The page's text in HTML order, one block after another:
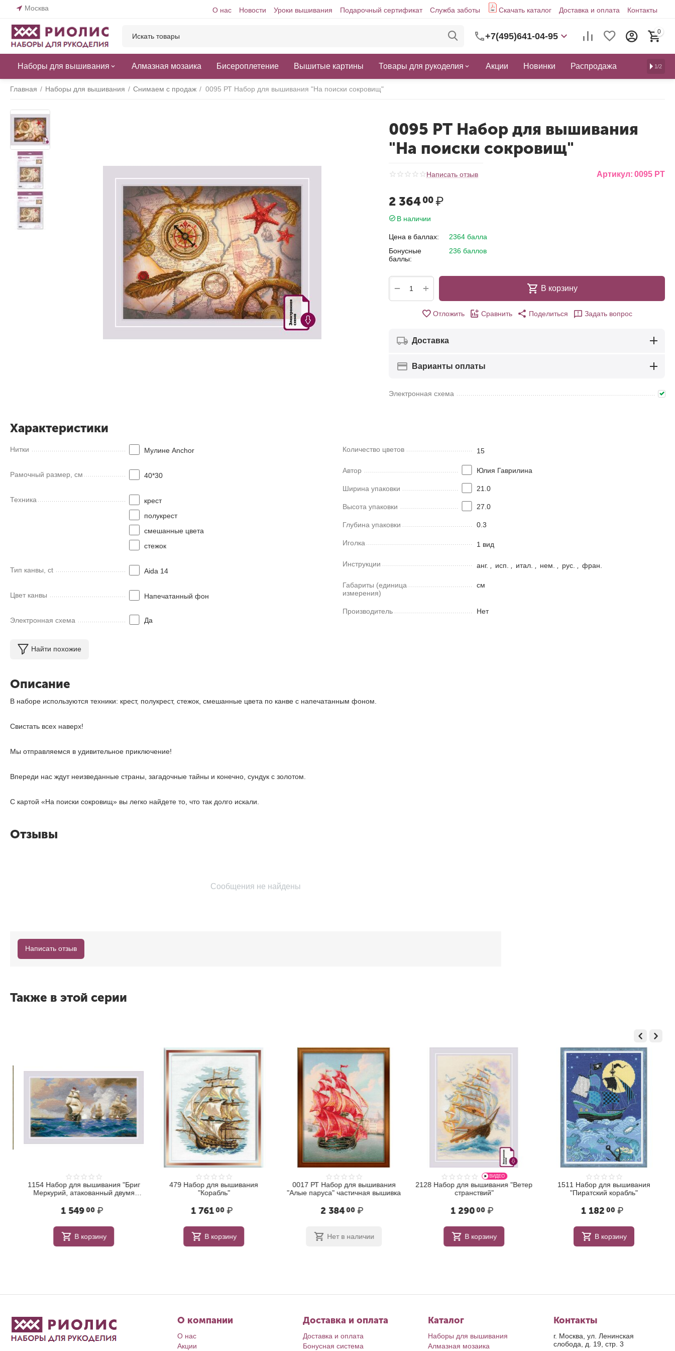
Москва О нас Новости Уроки вышивания Подарочный сертификат Служба заботы Скачать каталог Доставка и оплата Контакты
+7(495)641-04-95 0
Наборы для вышивания Алмазная мозаика Бисероплетение Вышитые картины Товары для рукоделия Акции Новинки Распродажа 1/2
Главная / Наборы для вышивания / Снимаем с продаж / 0095 РТ Набор для вышивания "На поиски сокровищ"
0095 РТ Набор для вышивания
"На поиски сокровищ"
Написать отзыв Артикул: 0095 РТ
2 36400₽
В наличии
Цена в баллах:
2364 балла
Бонусные
баллы:
236 баллов
+
− В корзину
Отложить Сравнить Поделиться Задать вопрос
Доставка
Варианты оплаты
Электронная схема
Характеристики
Нитки Мулине Anсhor
Рамочный размер, см 40*30
Техника
крест
полукрест
смешанные цвета
стежок
Тип канвы, ct Aida 14
Цвет канвы Напечатанный фон
Электронная схема Да
Количество цветов 15
Автор Юлия Гаврилина
Ширина упаковки 21.0
Высота упаковки 27.0
Глубина упаковки 0.3
Иголка 1 вид
Инструкции анг. исп. итал. нем. рус. фран.
Габариты (единица
измерения)
см
Производитель Нет
Найти похожие
Описание
В наборе используются техники: крест, полукрест, стежок, смешанные цвета по канве с напечатанным фоном.
Свистать всех наверх!
Мы отправляемся в удивительное приключение!
Впереди нас ждут неизведанные страны, загадочные тайны и конечно, сундук с золотом.
С картой «На поиски сокровищ» вы легко найдете то, что так долго искали.
Отзывы
Сообщения не найдены
Написать отзыв
Также в этой серии
1154 Набор для вышивания "Бриг
Меркурий, атакованный двумя
1 54900 ₽
В корзину
479 Набор для вышивания
"Корабль"
1 76100 ₽
В корзину
0017 РТ Набор для вышивания
"Алые паруса" частичная вышивка
2 38400 ₽
Нет в наличии
ВИДЕО
2128 Набор для вышивания "Ветер
странствий"
1 29000 ₽
В корзину
1511 Набор для вышивания
"Пиратский корабль"
1 18200 ₽
В корзину
О компании
О нас
Акции
Доставка и оплата
Доставка и оплата
Бонусная система
Каталог
Наборы для вышивания
Алмазная мозаика
Контакты
г. Москва, ул. Ленинская
слобода, д. 19, стр. 3